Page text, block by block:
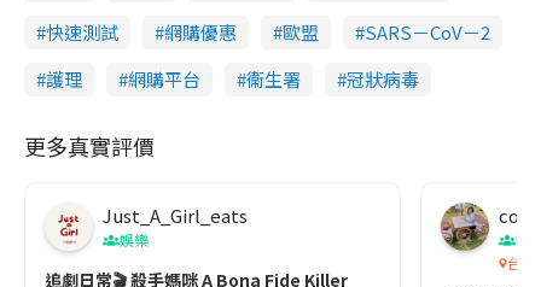
快速測試
網購優惠 歐盟
SARS－CoV－2
護理
網購平台 衞生署 冠狀病毒
更多真實評價
Just_A_Girl_eats
娛樂
追劇日常🎬 殺手媽咪 A Bona Fide Killer
co
吹
台灣